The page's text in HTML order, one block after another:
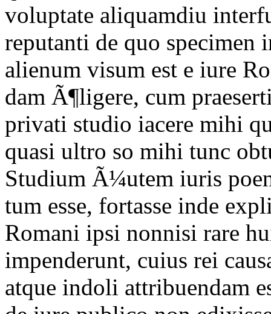
voluptate aliquamdiu
reputanti de quo specimen
alienum visum est e iure
dam Ã¶ligere, cum
privati studio iacere mihi
quasi ultro so mihi tunc
Studium Ã¼utem iuris
tum esse, fortasse inde
Romani ipsi nonnisi rare
impenderunt, cuius rei
atque indoli attribuendam